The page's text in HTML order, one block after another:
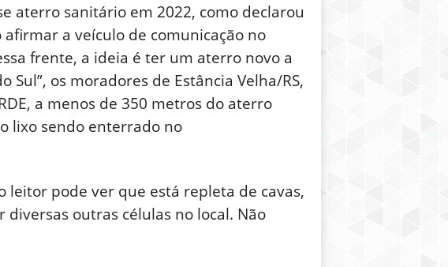
aterro sanitário em 2022, como declarou
afirmar a veículo de comunicação no
frente, a ideia é ter um aterro novo a
os moradores de Estância Velha/RS,
a menos de 350 metros do aterro
lixo sendo enterrado no
leitor pode ver que está repleta de cavas,
outras células no local. Não